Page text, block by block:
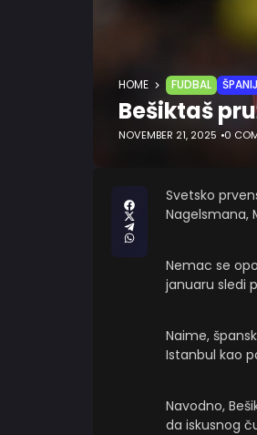
HOME FUDBAL
Bešiktaš
NOVEMBER 21, 2025 0
Svetsko
Nagelsmana,
Nemac se
januaru sledi
Naime,
Istanbul kao
Navodno,
da iskusnog